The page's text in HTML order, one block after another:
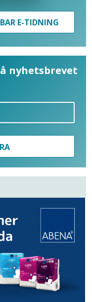
E-TIDNING
nyhetsbrevet